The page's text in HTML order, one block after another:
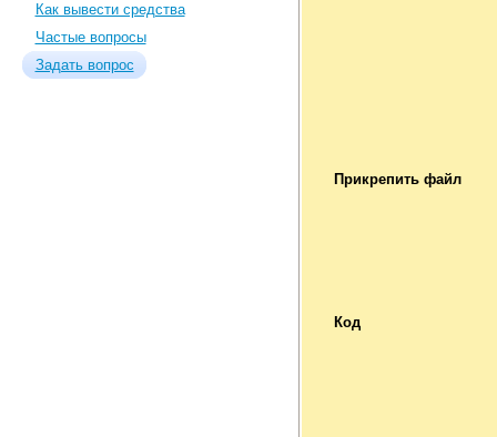
Как вывести средства
Частые вопросы
Задать вопрос
Прикрепить файл
Код